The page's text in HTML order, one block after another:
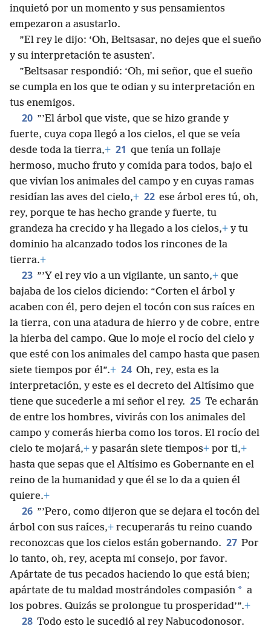
inquietó por un momento y sus pensamientos
empezaron a asustarlo.
”El rey le dijo: ‘Oh, Beltsasar, no dejes que el sueño
y su interpretación te asusten’.
”Beltsasar respondió: ‘Oh, mi señor, que el sueño
se cumpla en los que te odian y su interpretación en
tus enemigos.
20 ”’El árbol que viste, que se hizo grande y
fuerte, cuya copa llegó a los cielos, el que se veía
desde toda la tierra,+ 21 que tenía un follaje
hermoso, mucho fruto y comida para todos, bajo el
que vivían los animales del campo y en cuyas ramas
residían las aves del cielo,+ 22 ese árbol eres tú, oh,
rey, porque te has hecho grande y fuerte, tu
grandeza ha crecido y ha llegado a los cielos,+ y tu
dominio ha alcanzado todos los rincones de la
tierra.+
23 ”’Y el rey vio a un vigilante, un santo,+ que
bajaba de los cielos diciendo: “Corten el árbol y
acaben con él, pero dejen el tocón con sus raíces en
la tierra, con una atadura de hierro y de cobre, entre
la hierba del campo. Que lo moje el rocío del cielo y
que esté con los animales del campo hasta que pasen
siete tiempos por él”.+ 24 Oh, rey, esta es la
interpretación, y este es el decreto del Altísimo que
tiene que sucederle a mi señor el rey. 25 Te echarán
de entre los hombres, vivirás con los animales del
campo y comerás hierba como los toros. El rocío del
cielo te mojará,+ y pasarán siete tiempos+ por ti,+
hasta que sepas que el Altísimo es Gobernante en el
reino de la humanidad y que él se lo da a quien él
quiere.+
26 ”’Pero, como dijeron que se dejara el tocón del
árbol con sus raíces,+ recuperarás tu reino cuando
reconozcas que los cielos están gobernando. 27 Por
lo tanto, oh, rey, acepta mi consejo, por favor.
Apártate de tus pecados haciendo lo que está bien;
apártate de tu maldad mostrándoles compasión * a
los pobres. Quizás se prolongue tu prosperidad’”.+
28 Todo esto le sucedió al rey Nabucodonosor.